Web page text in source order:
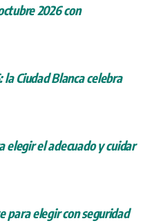
2026 con
Ciudad Blanca celebra
elegir el adecuado y cuidar
para elegir con seguridad